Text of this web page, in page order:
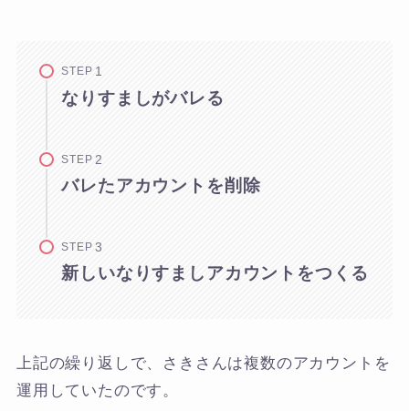
STEP
なりすましがバレる
STEP
バレたアカウントを削除
STEP
新しいなりすましアカウントをつくる
上記の繰り返しで、さきさんは複数のアカウントを
運用していたのです。